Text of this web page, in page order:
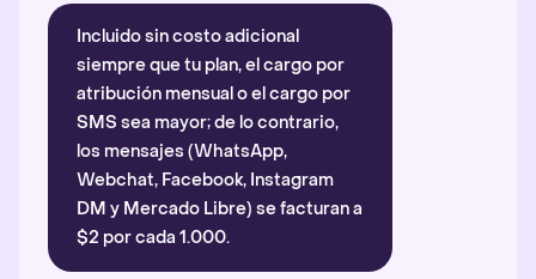
Incluido sin costo adicional
siempre que tu plan, el cargo por
atribución mensual o el cargo por
SMS sea mayor; de lo contrario,
los mensajes (WhatsApp,
Webchat, Facebook, Instagram
DM y Mercado Libre) se facturan a
$2 por cada 1.000.